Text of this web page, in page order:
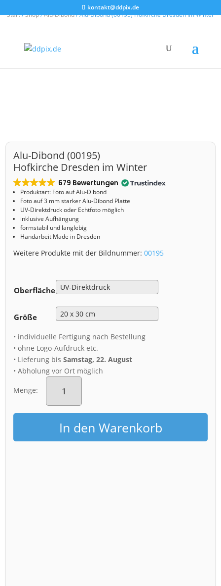
kontakt@ddpix.de
Start/Shop/Alu-Dibond/ Alu-Dibond (00195) Hofkirche Dresden im Winter
Alu-Dibond (00195)
Hofkirche Dresden im Winter
679 Bewertungen
Produktart: Foto auf Alu-Dibond
Foto auf 3 mm starker Alu-Dibond Platte
UV-Direktdruck oder Echtfoto möglich
inklusive Aufhängung
formstabil und langlebig
Handarbeit Made in Dresden
Weitere Produkte mit der Bildnummer:00195
Oberfläche
Größe
• individuelle Fertigung nach Bestellung
• ohne Logo-Aufdruck etc.
• Lieferung bisSamstag, 22. August
• Abholung vor Ort möglich
Menge:
Alu-
Dibond
Hofkirche
Dresden
Winter
Menge
In den Warenkorb